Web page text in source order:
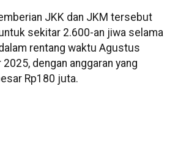
JKK dan JKM tersebut
sekitar 2.600-an jiwa selama
rentang waktu Agustus
dengan anggaran yang
Rp180 juta.